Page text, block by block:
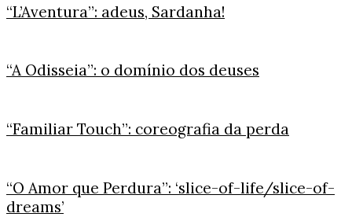
“L’Aventura”: adeus, Sardanha!
“A Odisseia”: o domínio dos deuses
“Familiar Touch”: coreografia da perda
“O Amor que Perdura”: ‘slice-of-life/slice-of-
dreams’